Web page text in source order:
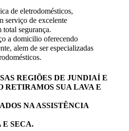
de eletrodomésticos,
serviço de excelente
segurança.
a domicilio oferecendo
alem de ser especializadas
REGIÕES DE JUNDIAÍ E
RETIRAMOS SUA LAVA E
NA ASSISTÊNCIA
E SECA.